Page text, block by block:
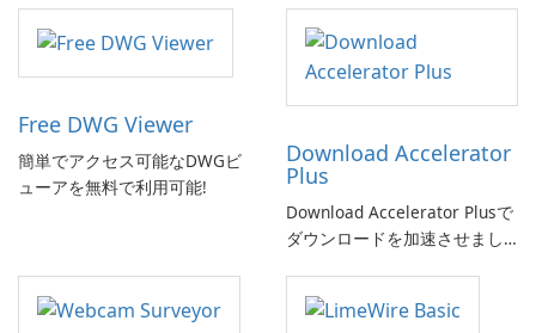
Free DWG Viewer
簡単でアクセス可能なDWGビ
ューアを無料で利用可能!
Download Accelerator
Plus
Download Accelerator Plusで
ダウンロードを加速させまし